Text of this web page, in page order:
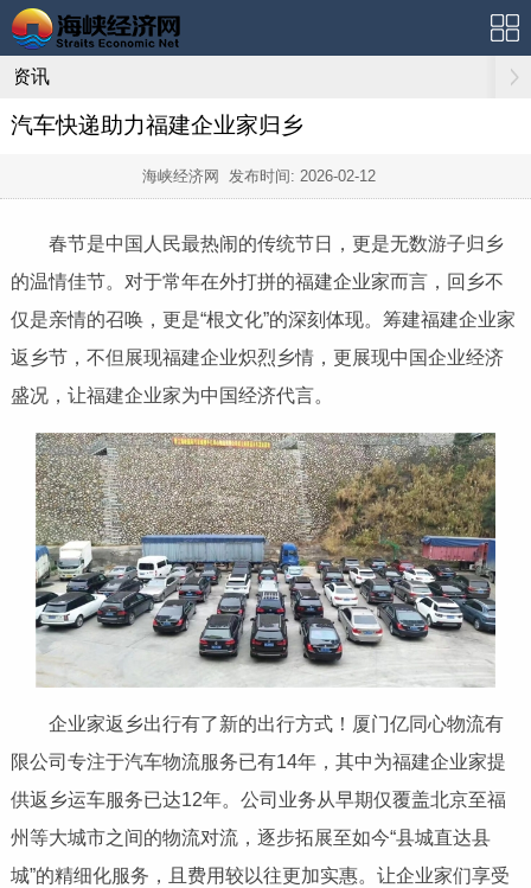
资讯
汽车快递助力福建企业家归乡
海峡经济网 发布时间: 2026-02-12
春节是中国人民最热闹的传统节日，更是无数游子归乡
的温情佳节。对于常年在外打拼的福建企业家而言，回乡不
仅是亲情的召唤，更是“根文化”的深刻体现。筹建福建企业家
返乡节，不但展现福建企业炽烈乡情，更展现中国企业经济
盛况，让福建企业家为中国经济代言。
企业家返乡出行有了新的出行方式！厦门亿同心物流有
限公司专注于汽车物流服务已有14年，其中为福建企业家提
供返乡运车服务已达12年。公司业务从早期仅覆盖北京至福
州等大城市之间的物流对流，逐步拓展至如今“县城直达县
城”的精细化服务，且费用较以往更加实惠。让企业家们享受